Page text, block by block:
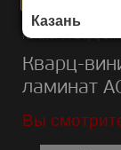
Казань
Каталог/Кварц-
Кварц-
ламинат
Вы